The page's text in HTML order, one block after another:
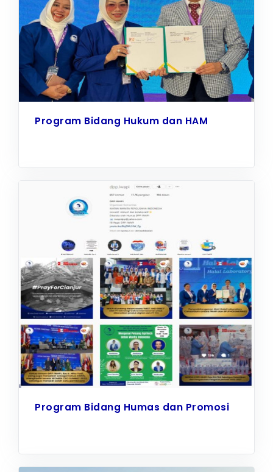
Program Bidang Hukum dan HAM
Program Bidang Humas dan Promosi